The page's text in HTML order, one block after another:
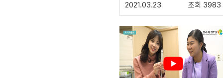
2021.03.23 조회 3983